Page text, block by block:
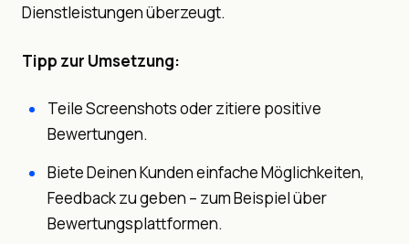
Dienstleistungen überzeugt.
Tipp zur Umsetzung:
Teile Screenshots oder zitiere positive
Bewertungen.
Biete Deinen Kunden einfache Möglichkeiten,
Feedback zu geben – zum Beispiel über
Bewertungsplattformen.